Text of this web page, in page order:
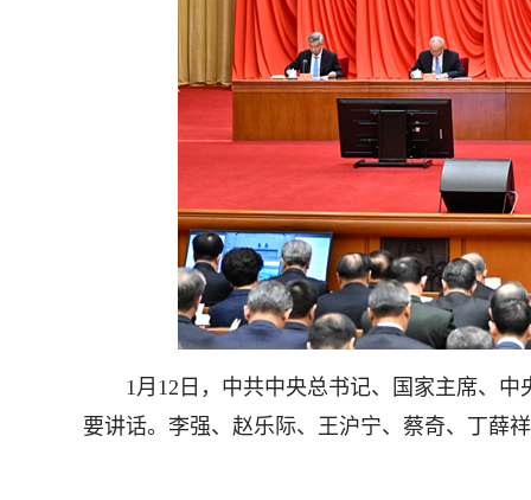
1月12日，中共中央总书记、国家主席、中
要讲话。李强、赵乐际、王沪宁、蔡奇、丁薛